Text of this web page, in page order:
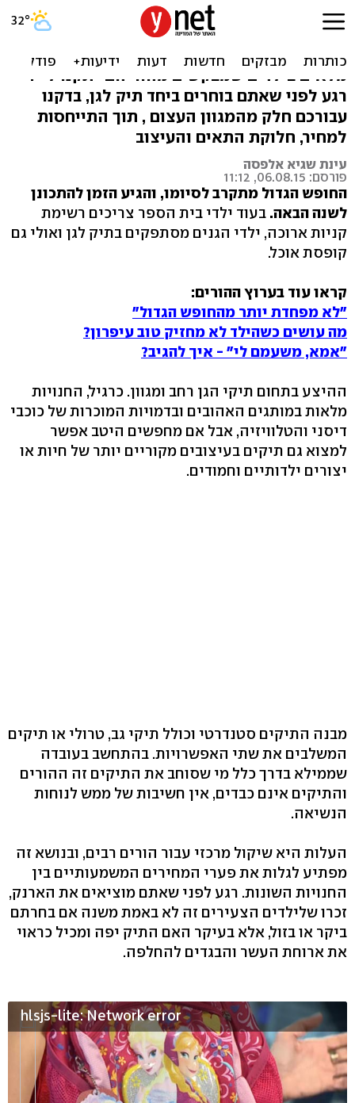
בדקנו: איזה תיק גן הכי שווה?
החנויות כבר מלאות בתיקי גן, ומרכזי הקניות
מלאים בילדים שמבקשים מהוריהם "תקנו לי".
רגע לפני שאתם בוחרים ביחד תיק לגן, בדקנו
עבורכם חלק מהמגוון העצום , תוך התייחסות
למחיר, חלוקת התאים והעיצוב
עינת שגיא אלפסה
פורסם: 06.08.15, 11:12
החופש הגדול מתקרב לסיומו, והגיע הזמן להתכונן
לשנה הבאה. בעוד ילדי בית הספר צריכים רשימת
קניות ארוכה, ילדי הגנים מסתפקים בתיק לגן ואולי גם
קופסת אוכל.
קראו עוד בערוץ ההורים:
"לא מפחדת יותר מהחופש הגדול"
מה עושים כשהילד לא מחזיק טוב עיפרון?
"אמא, משעמם לי" - איך להגיב?
ההיצע בתחום תיקי הגן רחב ומגוון. כרגיל, החנויות
מלאות במותגים האהובים ובדמויות המוכרות של כוכבי
דיסני והטלוויזיה, אבל אם מחפשים היטב אפשר
למצוא גם תיקים בעיצובים מקוריים יותר של חיות או
יצורים ילדותיים וחמודים.
מבנה התיקים סטנדרטי וכולל תיקי גב, טרולי או תיקים
המשלבים את שתי האפשרויות. בהתחשב בעובדה
שממילא בדרך כלל מי שסוחב את התיקים זה ההורים
והתיקים אינם כבדים, אין חשיבות של ממש לנוחות
הנשיאה.
העלות היא שיקול מרכזי עבור הורים רבים, ובנושא זה
מפתיע לגלות את פערי המחירים המשמעותיים בין
החנויות השונות. רגע לפני שאתם מוציאים את הארנק,
זכרו שלילדים הצעירים זה לא באמת משנה אם בחרתם
ביקר או בזול, אלא בעיקר האם התיק יפה ומכיל כראוי
את ארוחת העשר והבגדים להחלפה.
hlsjs-lite: Network error